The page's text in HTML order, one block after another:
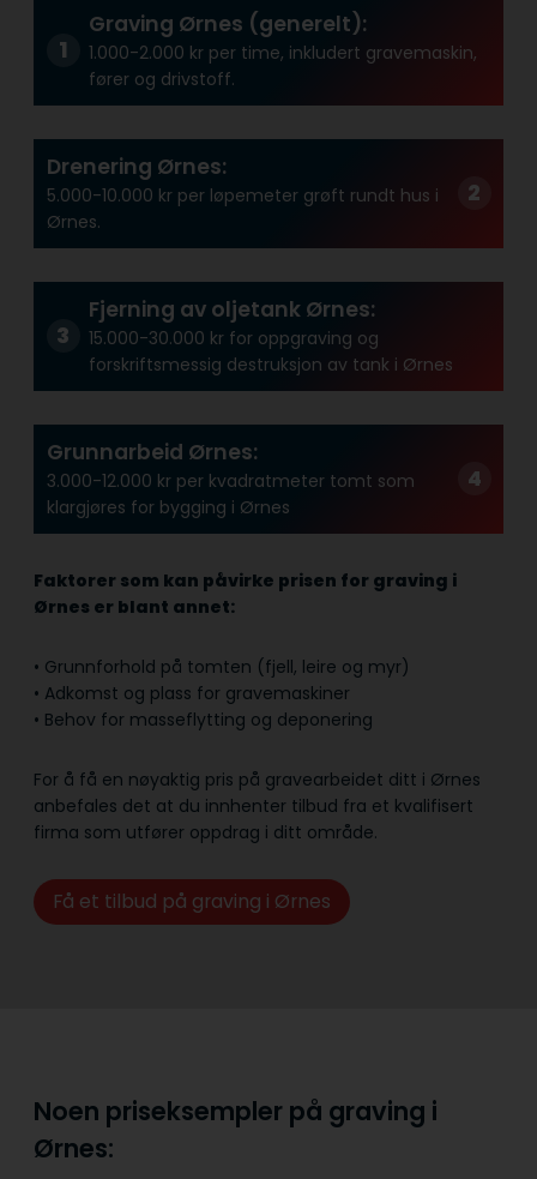
Graving Ørnes (generelt):
1.000-2.000 kr per time, inkludert gravemaskin,
fører og drivstoff.
Drenering Ørnes:
5.000-10.000 kr per løpemeter grøft rundt hus i
Ørnes.
Fjerning av oljetank Ørnes:
15.000-30.000 kr for oppgraving og
forskriftsmessig destruksjon av tank i Ørnes
Grunnarbeid Ørnes:
3.000-12.000 kr per kvadratmeter tomt som
klargjøres for bygging i Ørnes
Faktorer som kan påvirke prisen for graving i
Ørnes er blant annet:
• Grunnforhold på tomten (fjell, leire og myr)
• Adkomst og plass for gravemaskiner
• Behov for masseflytting og deponering
For å få en nøyaktig pris på gravearbeidet ditt i Ørnes
anbefales det at du innhenter tilbud fra et kvalifisert
firma som utfører oppdrag i ditt område.
Få et tilbud på graving i Ørnes
Noen priseksempler på graving i
Ørnes: